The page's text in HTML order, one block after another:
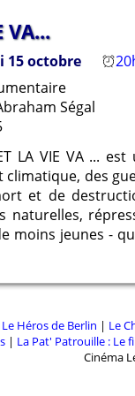
VA...
15 octobre
Ségal
LA VIE VA ...
climatique, des
et de
naturelles,
moins jeunes -
Le Héros de Berlin | Le
| La Pat' Patrouille : Le
Cinéma